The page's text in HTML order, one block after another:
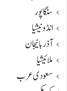
سنگاپور
انڈونیشیا
آذربائیجان
ملائیشیا
سعودی عرب